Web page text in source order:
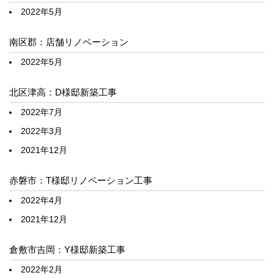
2022年5月
南区郡：店舗リノベーション
2022年5月
北区津高：D様邸新築工事
2022年7月
2022年3月
2021年12月
赤磐市：T様邸リノベーション工事
2022年4月
2021年12月
倉敷市吉岡：Y様邸新築工事
2022年2月